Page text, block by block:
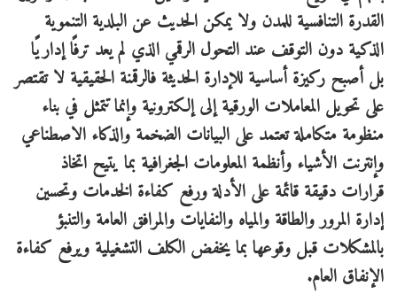
القدرة التنافسية للمدن ولا يمكن الحديث عن البلدية التنموية
الذكية دون التوقف عند التحول الرقمي الذي لم يعد ترفًا إداريًا
بل أصبح ركيزة أساسية للإدارة الحديثة فالرقمنة الحقيقية لا تقتصر
على تحويل المعاملات الورقية إلى إلكترونية وإنما تتمثل في بناء
منظومة متكاملة تعتمد على البيانات الضخمة والذكاء الاصطناعي
وإنترنت الأشياء وأنظمة المعلومات الجغرافية بما يتيح اتخاذ
قرارات دقيقة قائمة على الأدلة ورفع كفاءة الخدمات وتحسين
إدارة المرور والطاقة والمياه والنفايات والمرافق العامة والتنبؤ
بالمشكلات قبل وقوعها بما يخفض الكلف التشغيلية ويرفع كفاءة
الإنفاق العام.